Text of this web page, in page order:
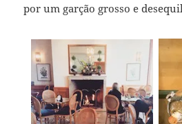
por um garção grosso e